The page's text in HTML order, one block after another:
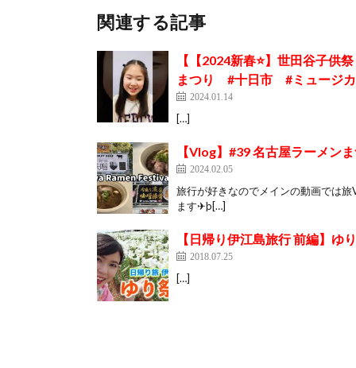
関連する記事
【【2024新春⭐️】世田谷子
まつり #十日市 #ミュージ
2024.01.14
[…]
【Vlog】#39 名古屋ラーメン
2024.02.05
旅行が好きなのでメインの動画では
ます✈þ[…]
【日帰り伊江島旅行 前編】ゆ
2018.07.25
[…]